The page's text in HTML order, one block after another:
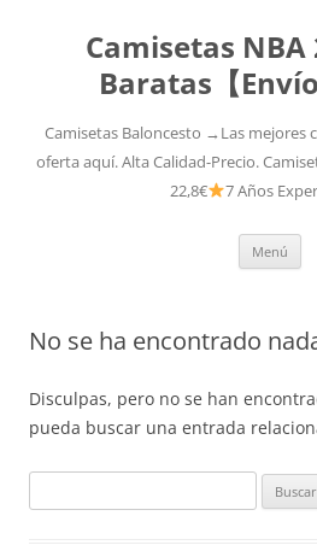
Camisetas NBA
Baratas【
Camisetas Baloncesto →Las mejores
oferta aquí. Alta Calidad-Precio.
22,8€
7 Años
Menú
No se ha encontrado
Disculpas, pero no se han
pueda buscar una entrada